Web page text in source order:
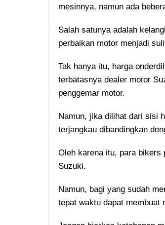
mesinnya, namun ada
Salah satunya adalah
perbaikan motor menjadi
Tak hanya itu, harga
terbatasnya dealer motor
penggemar motor.
Namun, jika dilihat dari sisi
terjangkau dibandingkan
Oleh karena itu, para bikers
Suzuki.
Namun, bagi yang sudah
tepat waktu dapat membuat